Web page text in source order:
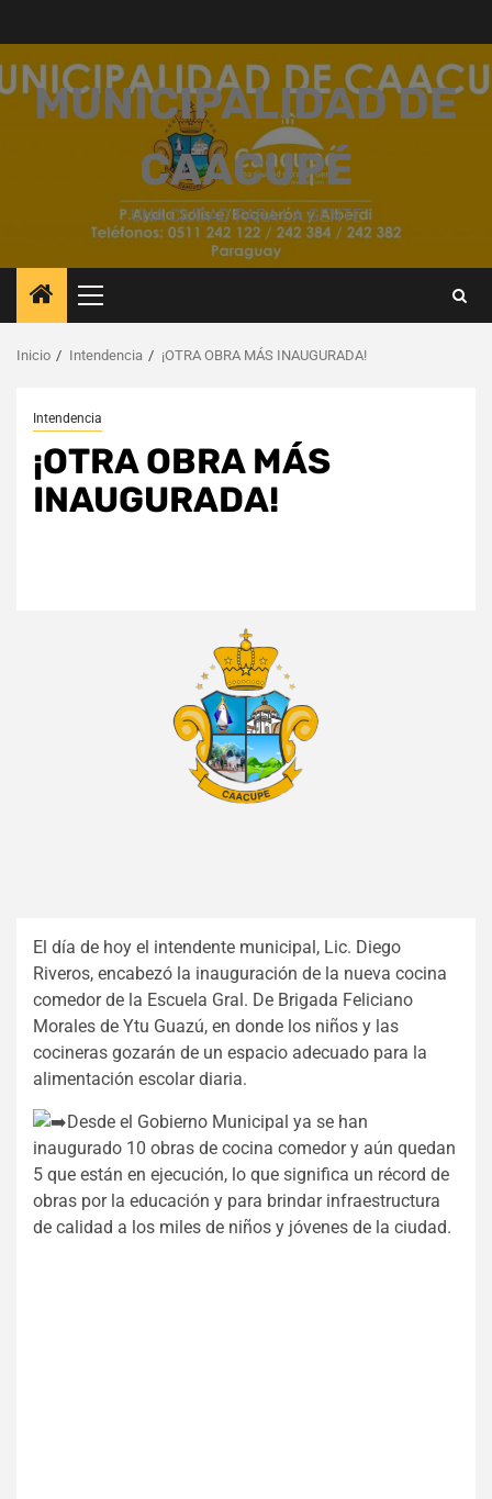
contenido
MUNICIPALIDAD DE
CAACUPÉ
UNA CIUDAD PARA LA GENTE
Menú
principal
Inicio Intendencia ¡OTRA OBRA MÁS INAUGURADA!
Intendencia
¡OTRA OBRA MÁS
INAUGURADA!
El día de hoy el intendente municipal, Lic. Diego
Riveros, encabezó la inauguración de la nueva cocina
comedor de la Escuela Gral. De Brigada Feliciano
Morales de Ytu Guazú, en donde los niños y las
cocineras gozarán de un espacio adecuado para la
alimentación escolar diaria.
Desde el Gobierno Municipal ya se han
inaugurado 10 obras de cocina comedor y aún quedan
5 que están en ejecución, lo que significa un récord de
obras por la educación y para brindar infraestructura
de calidad a los miles de niños y jóvenes de la ciudad.